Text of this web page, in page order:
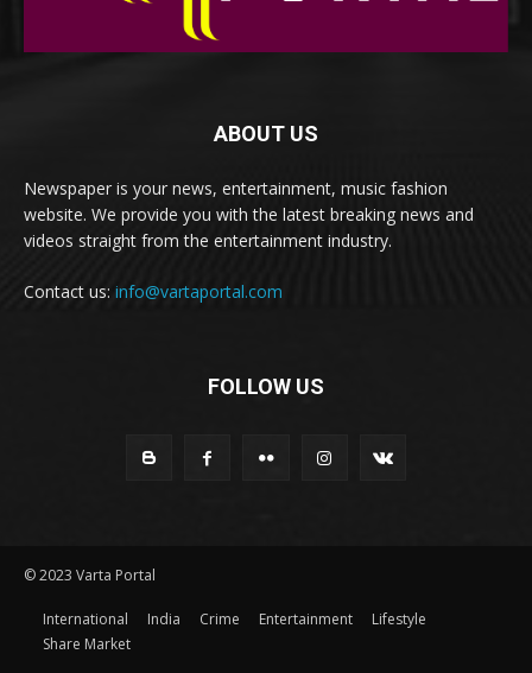
ABOUT US
Newspaper is your news, entertainment, music fashion
website. We provide you with the latest breaking news and
videos straight from the entertainment industry.
Contact us: info@vartaportal.com
FOLLOW US
© 2023 Varta Portal
International India Crime Entertainment
Lifestyle
Share Market